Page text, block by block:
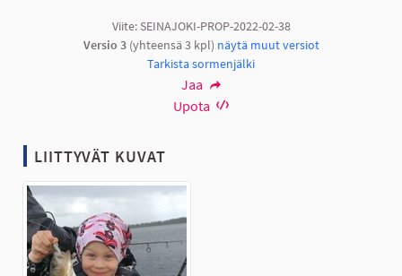
Viite: SEINAJOKI-PROP-2022-02-38
Versio 3(yhteensä 3 kpl) näytä muut versiot
Tarkista sormenjälki
Jaa
Upota
LIITTYVÄT KUVAT